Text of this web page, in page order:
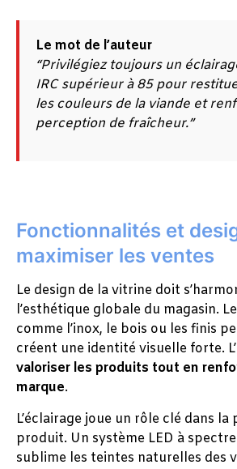
Le mot de l’auteur
“Privilégiez toujours un
IRC supérieur à 85 pour
les couleurs de la viande et
perception de fraîcheur.”
Fonctionnalités et
maximiser les ventes
Le design de la vitrine doit
l’esthétique globale du magasin.
comme l’inox, le bois ou les finis
créent une identité visuelle forte.
valoriser les produits tout en
marque.
L’éclairage joue un rôle clé dans
produit. Un système LED à
sublime les teintes naturelles des